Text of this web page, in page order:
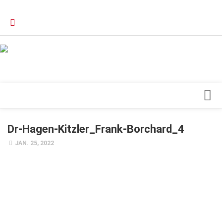
Forschung
Dr-Hagen-Kitzler_Frank-Borchard_4
JAN. 25, 2022